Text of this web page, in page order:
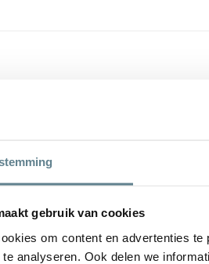
gebruik van cookies
om content en advertenties
analyseren. Ook delen we
van 2 werelden: De
enonderhoudsvriendelijke
Lifestyle plantenbakken geven een
in je tuin. De bloembak is van
zorgvuldig